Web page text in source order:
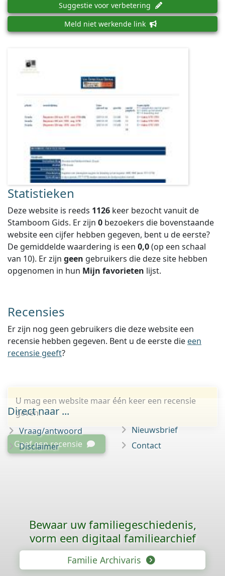
Suggestie voor verbetering
Meld niet werkende link
Statistieken
Deze website is reeds 1126 keer bezocht vanuit de
Stamboom Gids. Er zijn 0 bezoekers die bovenstaande
website een cijfer hebben gegeven, bent u de eerste?
De gemiddelde waardering is een 0,0(op een schaal
van 10). Er zijn geen gebruikers die deze site hebben
opgenomen in hun Mijn favorieten lijst.
Recensies
Er zijn nog geen gebruikers die deze website een
recensie hebben gegeven. Bent u de eerste die een
recensie geeft?
U mag een website maar één keer een recensie
geven.
Geef een recensie
Direct naar ...
Vraag/antwoord
Disclaimer
Nieuwsbrief
Contact
Bewaar uw familie­geschiedenis,
vorm een digitaal familiearchief
Familie Archivaris